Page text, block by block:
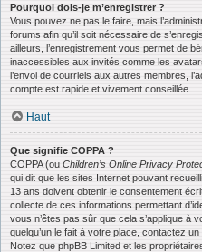
Pourquoi dois-je m’enregistrer ?
Vous pouvez ne pas le faire, mais
forums afin qu’il soit nécessaire de
ailleurs, l’enregistrement vous permet de
inaccessibles aux invités comme les
l’envoi de courriels aux autres membres,
compte est rapide et vivement conseillée.
Haut
Que signifie COPPA ?
COPPA (ou Children’s Online Privacy
qui dit que les sites Internet pouvant
13 ans doivent obtenir le consentement
collecte de ces informations permettant
vous n’êtes pas sûr que cela s’applique à
quelqu’un le fait à votre place, contactez
Notez que phpBB Limited et les